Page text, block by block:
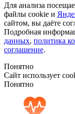
Для анализа
файлы cookie и
сайтом, вы даёте
Подробная
данных, политика
соглашение.
Понятно
Сайт использует
Понятно